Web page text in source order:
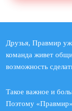
Друзья, Правмир
команда живет
возможность
Такое важное и
Поэтому